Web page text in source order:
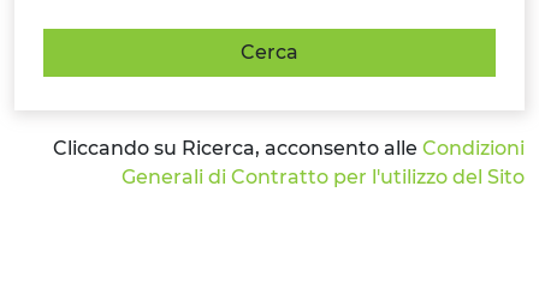
Cerca
Cliccando su Ricerca, acconsento alle Condizioni
Generali di Contratto per l'utilizzo del Sito